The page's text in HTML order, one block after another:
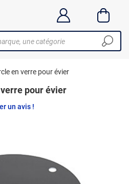
en verre pour évier
pour évier
un avis !